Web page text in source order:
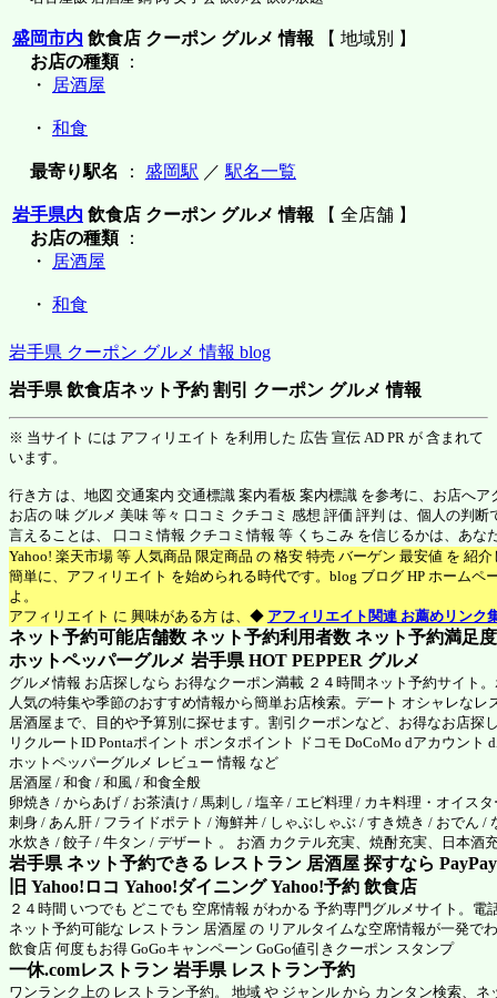
盛岡市内 飲食店 クーポン グルメ 情報 【 地域別 】
お店の種類：
・
居酒屋
・ 和食
最寄り駅名 ： 盛岡駅 ／ 駅名一覧
岩手県内 飲食店 クーポン グルメ 情報 【 全店舗 】
お店の種類：
・
居酒屋
・ 和食
岩手県 クーポン グルメ 情報 blog
岩手県 飲食店ネット予約 割引 クーポン グルメ 情報
※ 当サイト には アフィリエイト を利用した 広告 宣伝 AD PR が 含まれて
います。
行き方 は、地図 交通案内 交通標識 案内看板 案内標識 を参考に、お店へア
お店の 味 グルメ 美味 等々 口コミ クチコミ 感想 評価 評判 は、個人の判断
言えることは、 口コミ情報 クチコミ情報 等 くちこみ を信じるかは、あな
Yahoo! 楽天市場 等 人気商品 限定商品 の 格安 特売 バーゲン 最安値 を 紹
簡単に、アフィリエイト を始められる時代です。blog ブログ HP ホームペ
よ。
アフィリエイト に 興味がある方 は、◆ アフィリエイト関連 お薦めリンク
ネット予約可能店舗数 ネット予約利用者数 ネット予約満足
ホットペッパーグルメ 岩手県 HOT PEPPER グルメ
グルメ情報 お店探しなら お得なクーポン満載 ２４時間ネット予約サイト
人気の特集や季節のおすすめ情報から簡単お店検索。デート オシャレなレ
居酒屋まで、目的や予算別に探せます。割引クーポンなど、お得なお店探
リクルートID Pontaポイント ポンタポイント ドコモ DoCoMo dアカウント
ホットペッパーグルメ レビュー 情報 など
居酒屋 / 和食 / 和風 / 和食全般
卵焼き / からあげ / お茶漬け / 馬刺し / 塩辛 / エビ料理 / カキ料理・オイス
刺身 / あん肝 / フライドポテト / 海鮮丼 / しゃぶしゃぶ / すき焼き / おでん /
水炊き / 餃子 / 牛タン / デザート 。 お酒 カクテル充実、焼酎充実、日本酒
岩手県 ネット予約できる レストラン 居酒屋 探すなら
旧 Yahoo!ロコ Yahoo!ダイニング Yahoo!予約 飲食店
２４時間 いつでも どこでも 空席情報 がわかる 予約専門グルメサイト。電
ネット予約可能な レストラン 居酒屋 の リアルタイムな空席情報が一発で
飲食店 何度もお得 GoGoキャンペーン GoGo値引きクーポン スタンプ
一休.comレストラン 岩手県 レストラン予約
ワンランク上の レストラン予約。 地域 や ジャンル から カンタン検索、ネ